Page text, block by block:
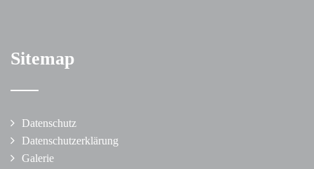
Sitemap
Datenschutz
Datenschutzerklärung
Galerie